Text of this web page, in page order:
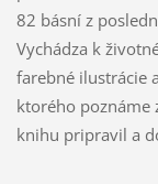
82 básní z
Vychádza k
farebné ilustrácie
ktorého poznáme
knihu pripravil a